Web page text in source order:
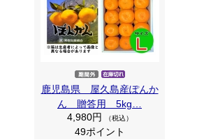
鹿児島県 屋久島産ぽんか
ん 贈答用 5kg…
4,980円
（税込）
49ポイント